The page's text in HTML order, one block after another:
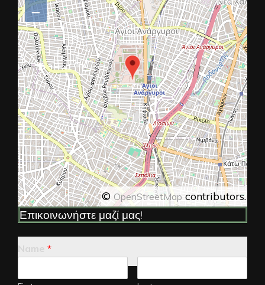
−
© OpenStreetMap contributors.
Επικοινωνήστε μαζί μας!
*